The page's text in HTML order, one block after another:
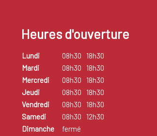
Heures d'ouverture
Lundi 08h30
18h30
Mardi
08h30
18h30
Mercredi
08h30
18h30
Jeudi
08h30
18h30
Vendredi
08h30
18h30
Samedi
08h30
12h30
Dimanche
fermé